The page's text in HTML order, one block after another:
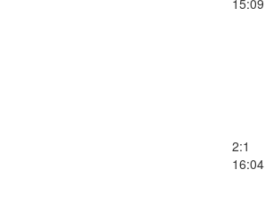
15:09
2:1
16:04